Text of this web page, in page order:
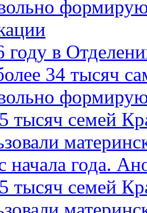
году в
34 тысяч
тысяч семей
начала года.
тысяч семей